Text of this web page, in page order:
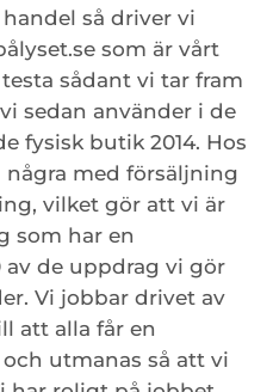
så driver vi
som är vårt
sådant vi tar fram
sedan använder i de
fysisk butik 2014. Hos
med försäljning
vilket gör att vi är
som har en
av de uppdrag vi gör
Vi jobbar drivet av
att alla får en
utmanas så att vi